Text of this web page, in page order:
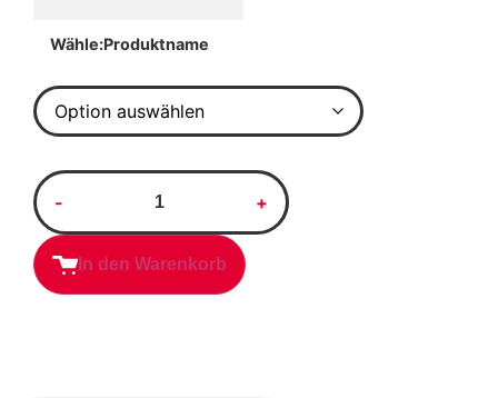
Produktname
In den Warenkorb